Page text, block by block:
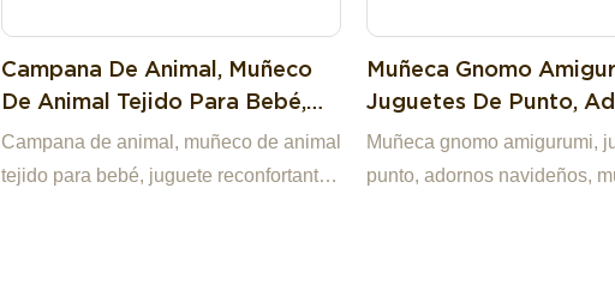
Campana De Animal, Muñeco
De Animal Tejido Para Bebé,
Juguete Reconfortante Para
Bebé, Juguete De Crochet Para
Campana de animal, muñeco de animal
tejido para bebé, juguete reconfortante
Muñeca Gnomo
Juguetes De Punto,
Navideños, Muñeca
De Ganchillo Para
Muñeca gnomo amigurumi,
punto, adornos navideños,